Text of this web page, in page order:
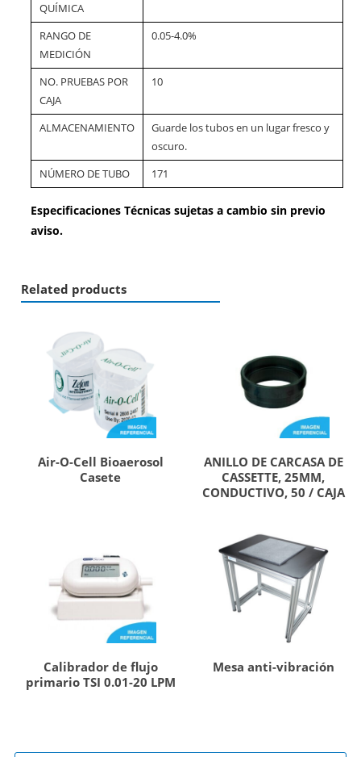
QUÍMICA
RANGO DE
MEDICIÓN
0.05-4.0%
NO. PRUEBAS POR
CAJA
10
ALMACENAMIENTO
Guarde los tubos en un lugar fresco y
oscuro.
NÚMERO DE TUBO
171
Especificaciones Técnicas sujetas a cambio sin previo
aviso.
Related products
Air-O-Cell Bioaerosol
Casete
ANILLO DE CARCASA DE
CASSETTE, 25MM,
CONDUCTIVO, 50 / CAJA
Calibrador de flujo
primario TSI 0.01-20 LPM
Mesa anti-vibración